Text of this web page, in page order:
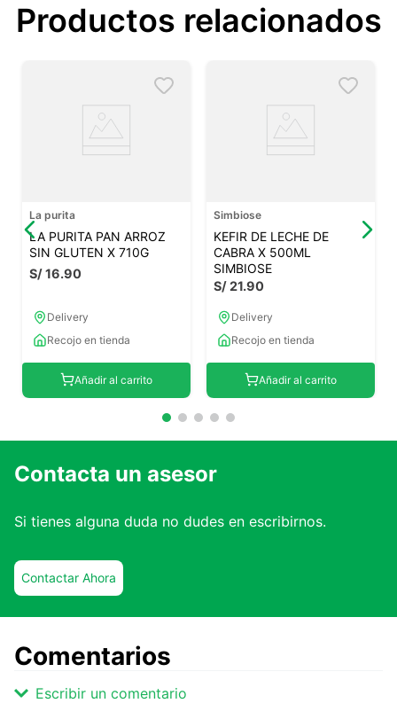
Productos relacionados
La purita
LA PURITA PAN ARROZ
SIN GLUTEN X 710G
S/16.90
Delivery
Recojo en tienda
Añadir al carrito
Simbiose
KEFIR DE LECHE DE
CABRA X 500ML
SIMBIOSE
S/21.90
Delivery
Recojo en tienda
Añadir al carrito
Contacta un asesor
Si tienes alguna duda no dudes en escribirnos.
Contactar Ahora
Comentarios
Escribir un comentario